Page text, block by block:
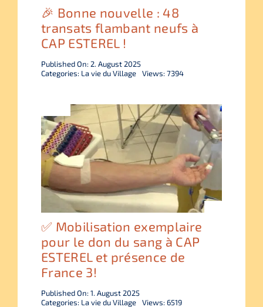
🎉 Bonne nouvelle : 48
transats flambant neufs à
CAP ESTEREL !
Published On: 2. August 2025
Categories: La vie du Village Views: 7394
✅ Mobilisation exemplaire
pour le don du sang à CAP
ESTEREL et présence de
France 3!
Published On: 1. August 2025
Categories: La vie du Village Views: 6519